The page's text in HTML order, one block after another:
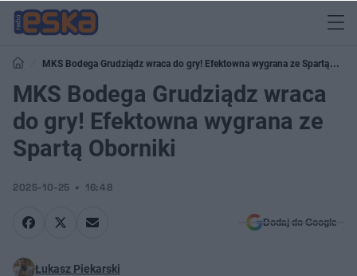
MKS Bodega Grudziądz wraca do gry! Efektowna wygrana ze Spartą
Oborniki
MKS Bodega Grudziądz wraca
do gry! Efektowna wygrana ze
Spartą Oborniki
2025-10-25 16:48
Dodaj do Google
Łukasz Piekarski